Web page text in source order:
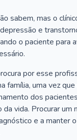
sabem, mas o
e
o paciente para
por esse
família, uma vez
dos
vida. Procurar um
e a manter